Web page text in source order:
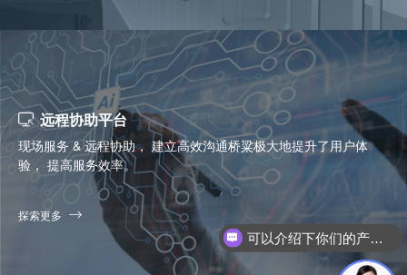
远程协助平台
现场服务 & 远程协助， 建立高效沟通桥粱极大地提升了用户体
验， 提高服务效率。
探索更多
你们是怎么收费的呢？